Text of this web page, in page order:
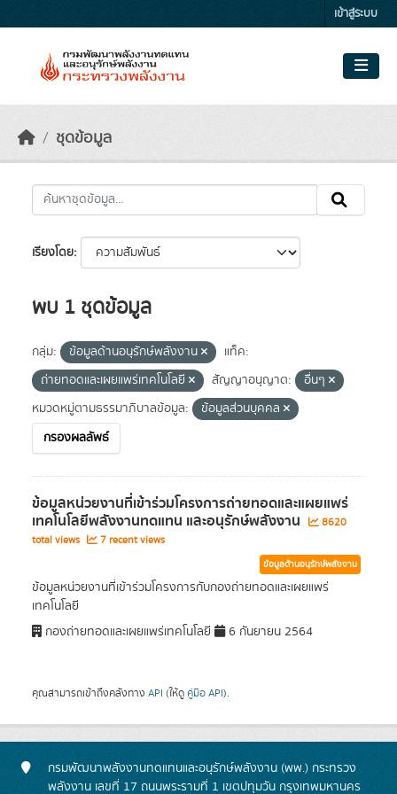
เข้าสู่ระบบ
ชุดข้อมูล
เรียงโดย
พบ 1 ชุดข้อมูล
กลุ่ม: ข้อมูลด้านอนุรักษ์พลังงาน
แท็ค:
ถ่ายทอดและเผยแพร่เทคโนโลยี
สัญญาอนุญาต:
อื่นๆ
หมวดหมู่ตามธรรมาภิบาลข้อมูล:
ข้อมูลส่วนบุคคล
กรองผลลัพธ์
ข้อมูลหน่วยงานที่เข้าร่วมโครงการถ่ายทอดและแผยแพร่
เทคโนโลยีพลังงานทดแทน และอนุรักษ์พลังงาน
8620
total views
7 recent views
ข้อมูลด้านอนุรักษ์พลังงาน
ข้อมูลหน่วยงานที่เข้าร่วมโครงการกับกองถ่ายทอดและเผยแพร่
เทคโนโลยี
กองถ่ายทอดและเผยแพร่เทคโนโลยี
6 กันยายน 2564
คุณสามารถเข้าถึงคลังทาง API (ให้ดู คู่มือ API).
กรมพัฒนาพลังงานทดแทนและอนุรักษ์พลังงาน (พพ.) กระทรวง
พลังงาน เลขที่ 17 ถนนพระรามที่ 1 เขตปทุมวัน กรุงเทพมหานคร